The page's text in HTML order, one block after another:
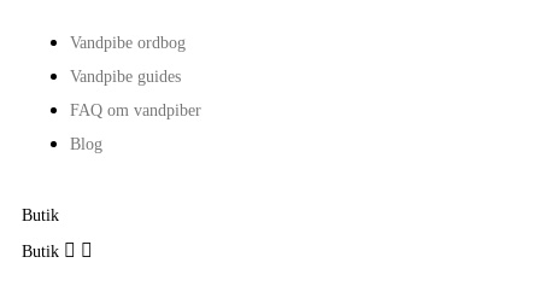
Vandpibe ordbog
Vandpibe guides
FAQ om vandpiber
Blog
Butik
Butik  